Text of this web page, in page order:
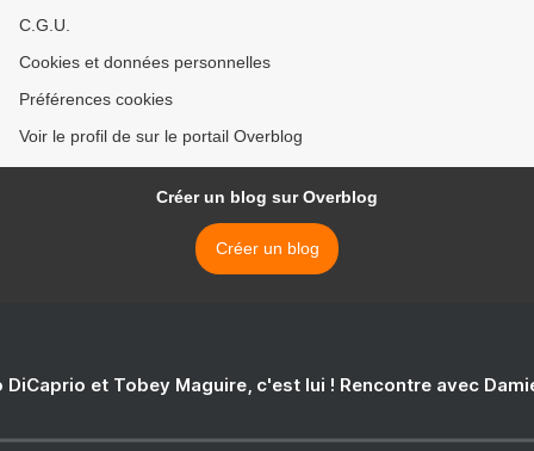
C.G.U.
Cookies et données personnelles
Préférences cookies
Voir le profil de sur le portail Overblog
Créer un blog sur Overblog
Créer un blog
DiCaprio et Tobey Maguire, c'est lui ! Rencontre avec